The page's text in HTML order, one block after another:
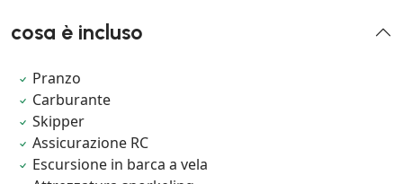
cosa è incluso
Pranzo
Carburante
Skipper
Assicurazione RC
Escursione in barca a vela